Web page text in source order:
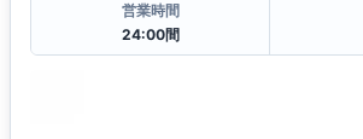
営業時間
24:00間